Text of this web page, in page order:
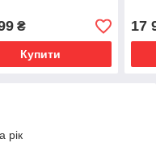
₴
Купити
17
рік